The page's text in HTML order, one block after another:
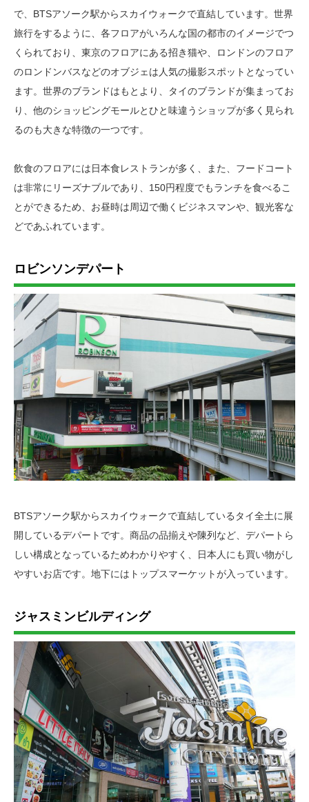
で、BTSアソーク駅からスカイウォークで直結しています。世界
旅行をするように、各フロアがいろんな国の都市のイメージでつ
くられており、東京のフロアにある招き猫や、ロンドンのフロア
のロンドンバスなどのオブジェは人気の撮影スポットとなってい
ます。世界のブランドはもとより、タイのブランドが集まってお
り、他のショッピングモールとひと味違うショップが多く見られ
るのも大きな特徴の一つです。
飲食のフロアには日本食レストランが多く、また、フードコート
は非常にリーズナブルであり、150円程度でもランチを食べるこ
とができるため、お昼時は周辺で働くビジネスマンや、観光客な
どであふれています。
ロビンソンデパート
BTSアソーク駅からスカイウォークで直結しているタイ全土に展
開しているデパートです。商品の品揃えや陳列など、デパートら
しい構成となっているためわかりやすく、日本人にも買い物がし
やすいお店です。地下にはトップスマーケットが入っています。
ジャスミンビルディング